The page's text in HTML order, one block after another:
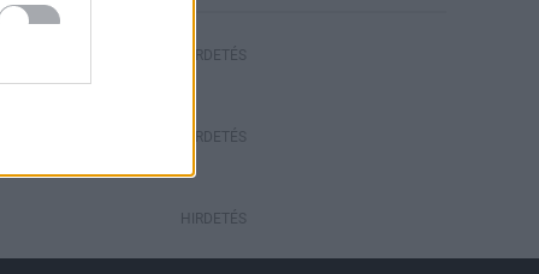
HIRDETÉS
HIRDETÉS
HIRDETÉS